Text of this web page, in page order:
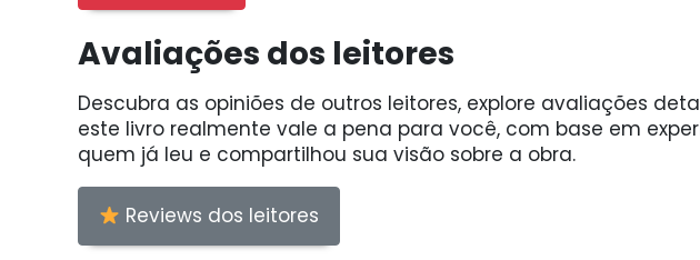
Avaliações dos leitores
Descubra as opiniões de outros leitores, explore avaliações
este livro realmente vale a pena para você, com base em
quem já leu e compartilhou sua visão sobre a obra.
Reviews dos leitores